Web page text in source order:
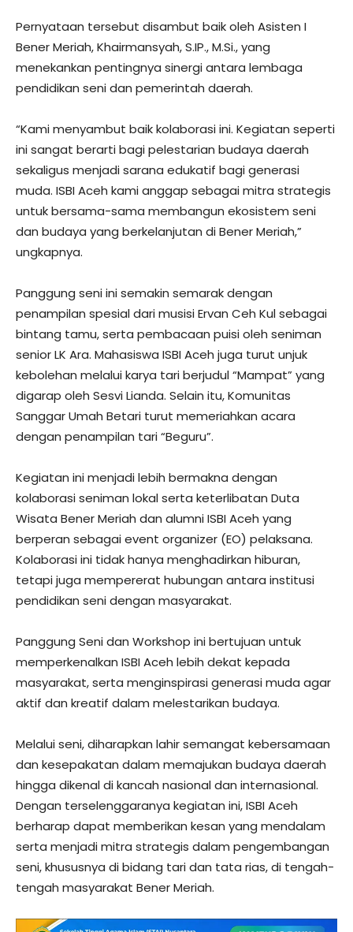
Pernyataan tersebut disambut baik oleh Asisten I
Bener Meriah, Khairmansyah, S.IP., M.Si., yang
menekankan pentingnya sinergi antara lembaga
pendidikan seni dan pemerintah daerah.
“Kami menyambut baik kolaborasi ini. Kegiatan seperti
ini sangat berarti bagi pelestarian budaya daerah
sekaligus menjadi sarana edukatif bagi generasi
muda. ISBI Aceh kami anggap sebagai mitra strategis
untuk bersama-sama membangun ekosistem seni
dan budaya yang berkelanjutan di Bener Meriah,”
ungkapnya.
Panggung seni ini semakin semarak dengan
penampilan spesial dari musisi Ervan Ceh Kul sebagai
bintang tamu, serta pembacaan puisi oleh seniman
senior LK Ara. Mahasiswa ISBI Aceh juga turut unjuk
kebolehan melalui karya tari berjudul “Mampat” yang
digarap oleh Sesvi Lianda. Selain itu, Komunitas
Sanggar Umah Betari turut memeriahkan acara
dengan penampilan tari “Beguru”.
Kegiatan ini menjadi lebih bermakna dengan
kolaborasi seniman lokal serta keterlibatan Duta
Wisata Bener Meriah dan alumni ISBI Aceh yang
berperan sebagai event organizer (EO) pelaksana.
Kolaborasi ini tidak hanya menghadirkan hiburan,
tetapi juga mempererat hubungan antara institusi
pendidikan seni dengan masyarakat.
Panggung Seni dan Workshop ini bertujuan untuk
memperkenalkan ISBI Aceh lebih dekat kepada
masyarakat, serta menginspirasi generasi muda agar
aktif dan kreatif dalam melestarikan budaya.
Melalui seni, diharapkan lahir semangat kebersamaan
dan kesepakatan dalam memajukan budaya daerah
hingga dikenal di kancah nasional dan internasional.
Dengan terselenggaranya kegiatan ini, ISBI Aceh
berharap dapat memberikan kesan yang mendalam
serta menjadi mitra strategis dalam pengembangan
seni, khususnya di bidang tari dan tata rias, di tengah-
tengah masyarakat Bener Meriah.